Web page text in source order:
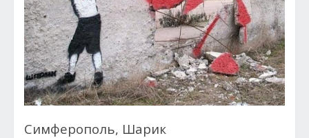
Симферополь, Шарик